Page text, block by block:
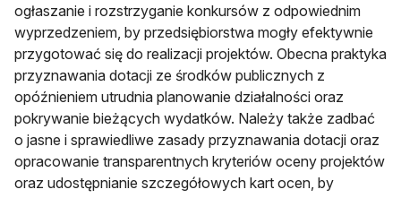
ogłaszanie i rozstrzyganie konkursów z odpowiednim
wyprzedzeniem, by przedsiębiorstwa mogły efektywnie
przygotować się do realizacji projektów. Obecna praktyka
przyznawania dotacji ze środków publicznych z
opóźnieniem utrudnia planowanie działalności oraz
pokrywanie bieżących wydatków. Należy także zadbać
o jasne i sprawiedliwe zasady przyznawania dotacji oraz
opracowanie transparentnych kryteriów oceny projektów
oraz udostępnianie szczegółowych kart ocen, by